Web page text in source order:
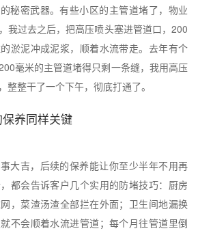
秘密武器。有些小区的主管道堵了，物业
我过去之后，把高压喷头塞进管道口，200
淤泥冲成泥浆，顺着水流带走。去年有个
毫米的主管道堵得只剩一条缝，我用高压
整整干了一个下午，彻底打通了。
养同样关键
大吉，后续的保养能让你至少半年不用再
都会告诉客户几个实用的防堵技巧：厨房
，菜渣汤渣全部拦在外面；卫生间地漏换
不会顺着水流进管道；每个月往管道里倒